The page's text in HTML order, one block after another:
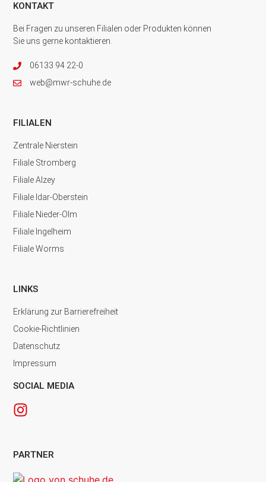
KONTAKT
Bei Fragen zu unseren Filialen oder Produkten können
Sie uns gerne kontaktieren.
06133 94 22-0
web@mwr-schuhe.de
FILIALEN
Zentrale Nierstein
Filiale Stromberg
Filiale Alzey
Filiale Idar-Oberstein
Filiale Nieder-Olm
Filiale Ingelheim
Filiale Worms
LINKS
Erklärung zur Barrierefreiheit
Cookie-Richtlinien
Datenschutz
Impressum
SOCIAL MEDIA
PARTNER